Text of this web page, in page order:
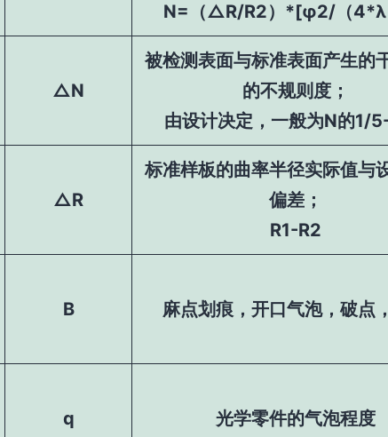
N=（△R/R2）*[φ2/（4*λ
△N
被检测表面与标准表面产生的
的不规则度；
由设计决定，一般为N的1/
△R
标准样板的曲率半径实际值与
偏差；
R1-R2
B 麻点划痕，开口气泡，破点
q 光学零件的气泡程度